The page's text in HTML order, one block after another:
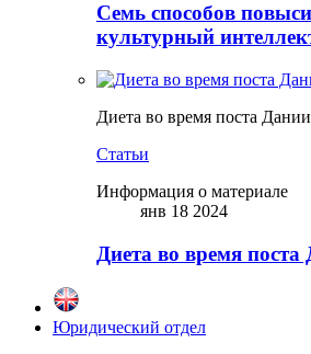
Семь способов
культурный
Диета во время поста
Статьи
Информация о материале
янв 18 2024
Диета во время поста
Юридический отдел